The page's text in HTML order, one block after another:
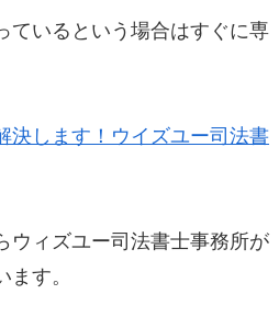
ているという場合はすぐに専
決します！ウイズユー司法書
ウィズユー司法書士事務所が
す。